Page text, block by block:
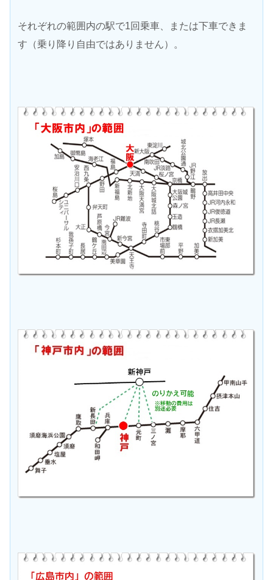
それぞれの範囲内の駅で1回乗車、または下車できま
す（乗り降り自由ではありません）。